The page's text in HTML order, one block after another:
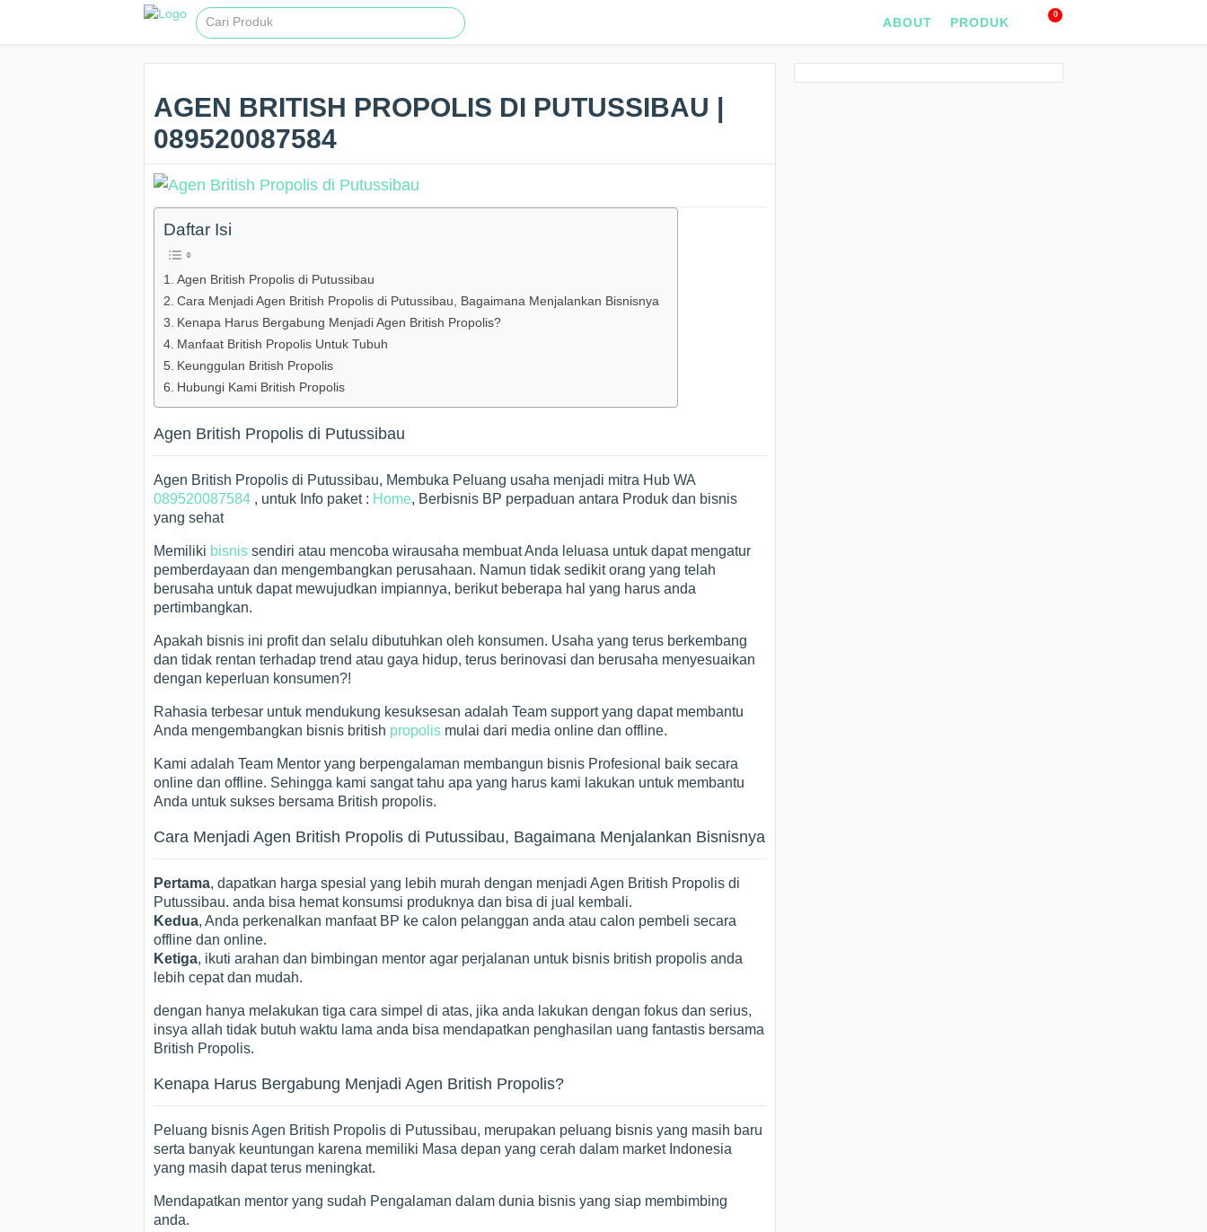
0
ABOUT PRODUK
AGEN BRITISH PROPOLIS DI PUTUSSIBAU |
089520087584
Daftar Isi
Agen British Propolis di Putussibau
Cara Menjadi Agen British Propolis di Putussibau, Bagaimana Menjalankan Bisnisnya
Kenapa Harus Bergabung Menjadi Agen British Propolis?
Manfaat British Propolis Untuk Tubuh
Keunggulan British Propolis
Hubungi Kami British Propolis
Agen British Propolis di Putussibau
Agen British Propolis di Putussibau, Membuka Peluang usaha menjadi mitra Hub WA
089520087584 , untuk Info paket : Home, Berbisnis BP perpaduan antara Produk dan bisnis
yang sehat
Memiliki bisnis sendiri atau mencoba wirausaha membuat Anda leluasa untuk dapat mengatur
pemberdayaan dan mengembangkan perusahaan. Namun tidak sedikit orang yang telah
berusaha untuk dapat mewujudkan impiannya, berikut beberapa hal yang harus anda
pertimbangkan.
Apakah bisnis ini profit dan selalu dibutuhkan oleh konsumen. Usaha yang terus berkembang
dan tidak rentan terhadap trend atau gaya hidup, terus berinovasi dan berusaha menyesuaikan
dengan keperluan konsumen?!
Rahasia terbesar untuk mendukung kesuksesan adalah Team support yang dapat membantu
Anda mengembangkan bisnis british propolis mulai dari media online dan offline.
Kami adalah Team Mentor yang berpengalaman membangun bisnis Profesional baik secara
online dan offline. Sehingga kami sangat tahu apa yang harus kami lakukan untuk membantu
Anda untuk sukses bersama British propolis.
Cara Menjadi Agen British Propolis di Putussibau, Bagaimana Menjalankan Bisnisnya
Pertama, dapatkan harga spesial yang lebih murah dengan menjadi Agen British Propolis di
Putussibau. anda bisa hemat konsumsi produknya dan bisa di jual kembali.
Kedua, Anda perkenalkan manfaat BP ke calon pelanggan anda atau calon pembeli secara
offline dan online.
Ketiga, ikuti arahan dan bimbingan mentor agar perjalanan untuk bisnis british propolis anda
lebih cepat dan mudah.
dengan hanya melakukan tiga cara simpel di atas, jika anda lakukan dengan fokus dan serius,
insya allah tidak butuh waktu lama anda bisa mendapatkan penghasilan uang fantastis bersama
British Propolis.
Kenapa Harus Bergabung Menjadi Agen British Propolis?
Peluang bisnis Agen British Propolis di Putussibau, merupakan peluang bisnis yang masih baru
serta banyak keuntungan karena memiliki Masa depan yang cerah dalam market Indonesia
yang masih dapat terus meningkat.
Mendapatkan mentor yang sudah Pengalaman dalam dunia bisnis yang siap membimbing
anda.